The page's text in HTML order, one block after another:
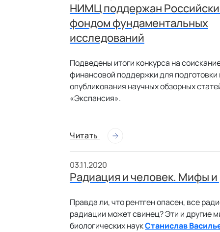
НИМЦ поддержан
фондом фундаментальных
исследований
Подведены итоги конкурса на
финансовой поддержки для подготовки
опубликования научных обзорных
«Экспансия».
Читать
03.11.2020
Радиация и человек. Мифы и
Правда ли, что рентген опасен, все
радиации может свинец? Эти и другие
биологических наукСтанислав